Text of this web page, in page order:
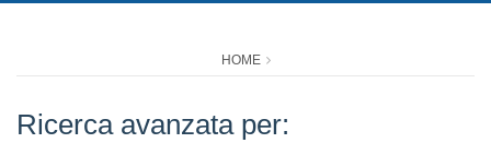
HOME
Ricerca avanzata per: